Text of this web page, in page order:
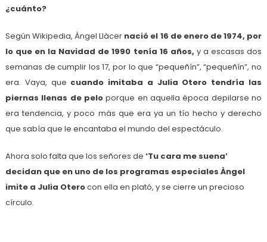
¿cuánto?
Según Wikipedia, Àngel Llàcer nació el 16 de enero de 1974, por
lo que en la Navidad de 1990 tenía 16 años, y a escasas dos
semanas de cumplir los 17, por lo que “pequeñín”, “pequeñín”, no
era. Vaya, que cuando imitaba a Julia Otero tendría las
piernas llenas de peloporque en aquella época depilarse no
era tendencia, y poco más que era ya un tío hecho y derecho
que sabía que le encantaba el mundo del espectáculo.
Ahora solo falta que los señores de ‘Tu cara me suena’
decidan que en uno de los programas especiales Àngel
imite a Julia Oterocon ella en plató, y se cierre un precioso
círculo.